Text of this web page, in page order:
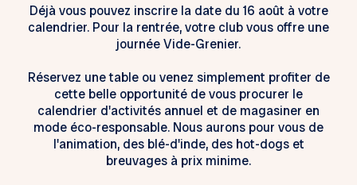
Déjà vous pouvez inscrire la date du 16 août à votre
calendrier. Pour la rentrée, votre club vous offre une
journée Vide-Grenier.
Réservez une table ou venez simplement profiter de
cette belle opportunité de vous procurer le
calendrier d'activités annuel et de magasiner en
mode éco-responsable. Nous aurons pour vous de
l'animation, des blé-d'inde, des hot-dogs et
breuvages à prix minime.